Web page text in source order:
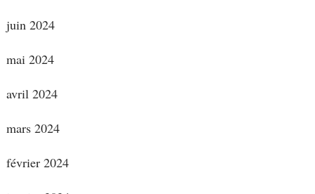
juin 2024
mai 2024
avril 2024
mars 2024
février 2024